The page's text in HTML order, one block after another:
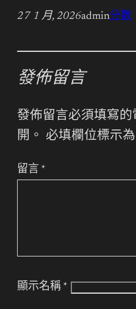
27 1 月, 2026admin分數
發佈留言
發佈留言必須填寫
開。 必填欄位標示為
留言 *
顯示名稱 *